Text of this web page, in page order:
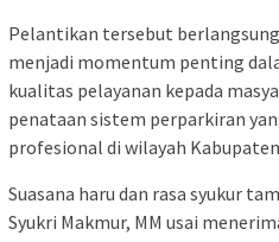
Pelantikan tersebut
menjadi momentum penting
kualitas pelayanan kepada
penataan sistem perparkiran
profesional di wilayah
Suasana haru dan rasa syukur
Syukri Makmur, MM usai